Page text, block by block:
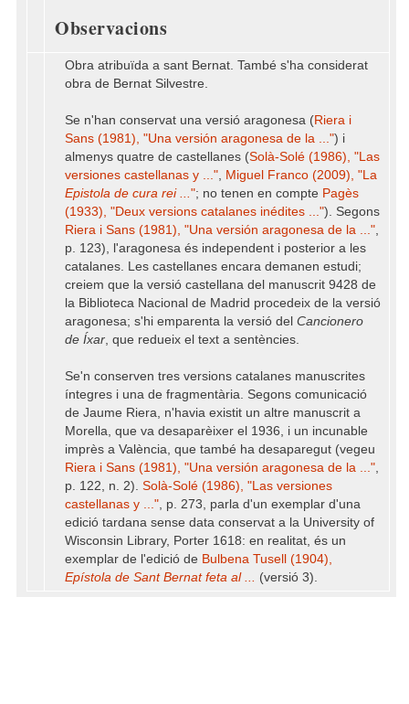
Observacions
Obra atribuïda a sant Bernat. També s'ha considerat
obra de Bernat Silvestre.
Se n'han conservat una versió aragonesa (Riera i
Sans (1981), "Una versión aragonesa de la ...") i
almenys quatre de castellanes (Solà-Solé (1986), "Las
versiones castellanas y ...", Miguel Franco (2009), "La
Epistola de cura rei ..."; no tenen en compte Pagès
(1933), "Deux versions catalanes inédites ..."). Segons
Riera i Sans (1981), "Una versión aragonesa de la ...",
p. 123), l'aragonesa és independent i posterior a les
catalanes. Les castellanes encara demanen estudi;
creiem que la versió castellana del manuscrit 9428 de
la Biblioteca Nacional de Madrid procedeix de la versió
aragonesa; s'hi emparenta la versió del Cancionero
de Íxar, que redueix el text a sentències.
Se'n conserven tres versions catalanes manuscrites
íntegres i una de fragmentària. Segons comunicació
de Jaume Riera, n'havia existit un altre manuscrit a
Morella, que va desaparèixer el 1936, i un incunable
imprès a València, que també ha desaparegut (vegeu
Riera i Sans (1981), "Una versión aragonesa de la ...",
p. 122, n. 2). Solà-Solé (1986), "Las versiones
castellanas y ...", p. 273, parla d'un exemplar d'una
edició tardana sense data conservat a la University of
Wisconsin Library, Porter 1618: en realitat, és un
exemplar de l'edició de Bulbena Tusell (1904),
Epístola de Sant Bernat feta al ... (versió 3).